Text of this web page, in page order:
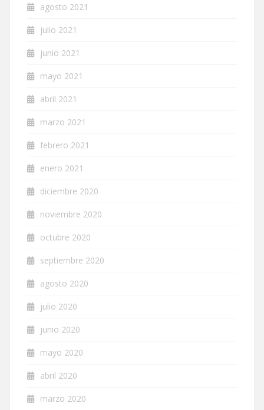
agosto 2021
julio 2021
junio 2021
mayo 2021
abril 2021
marzo 2021
febrero 2021
enero 2021
diciembre 2020
noviembre 2020
octubre 2020
septiembre 2020
agosto 2020
julio 2020
junio 2020
mayo 2020
abril 2020
marzo 2020